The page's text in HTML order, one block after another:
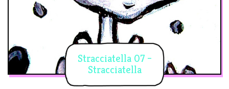
Stracciatella 07 –
Stracciatella